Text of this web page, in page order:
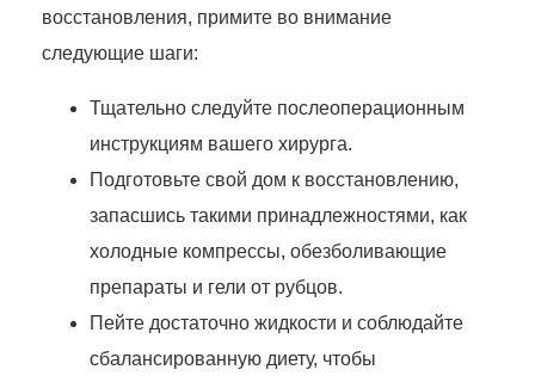
восстановления, примите во внимание
следующие шаги:
Тщательно следуйте послеоперационным
инструкциям вашего хирурга.
Подготовьте свой дом к восстановлению,
запасшись такими принадлежностями, как
холодные компрессы, обезболивающие
препараты и гели от рубцов.
Пейте достаточно жидкости и соблюдайте
сбалансированную диету, чтобы